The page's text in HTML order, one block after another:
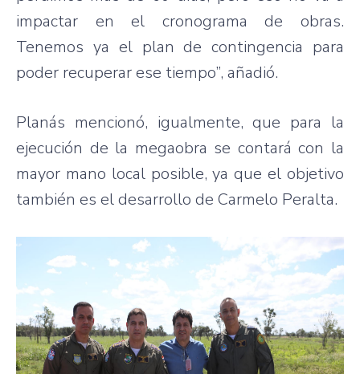
impactar en el cronograma de obras.
Tenemos ya el plan de contingencia para
poder recuperar ese tiempo”, añadió.
Planás mencionó, igualmente, que para la
ejecución de la megaobra se contará con la
mayor mano local posible, ya que el objetivo
también es el desarrollo de Carmelo Peralta.